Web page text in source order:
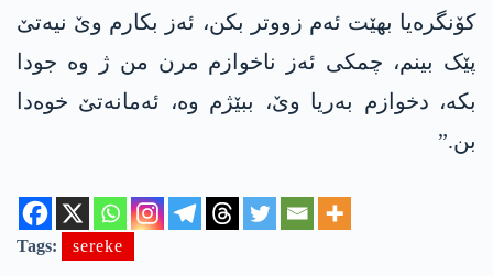
کۆنگرەیا بهێت ئەم زووتر بکن، ئەز بکارم وێ نیەتێ
پێک بینم، چمکی ئەز ناخوازم مرن من ژ وە جودا
بکە، دخوازم بەریا وێ، ببێژم وە، ئەمانەتێ خوەدا
بن.”
Tags: sereke